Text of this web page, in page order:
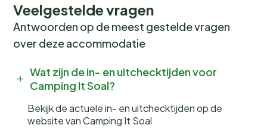
Veelgestelde vragen
Antwoorden op de meest gestelde vragen
over deze accommodatie
Wat zijn de in- en uitchecktijden voor
Camping It Soal?
Bekijk de actuele in- en uitchecktijden op de
website van Camping It Soal